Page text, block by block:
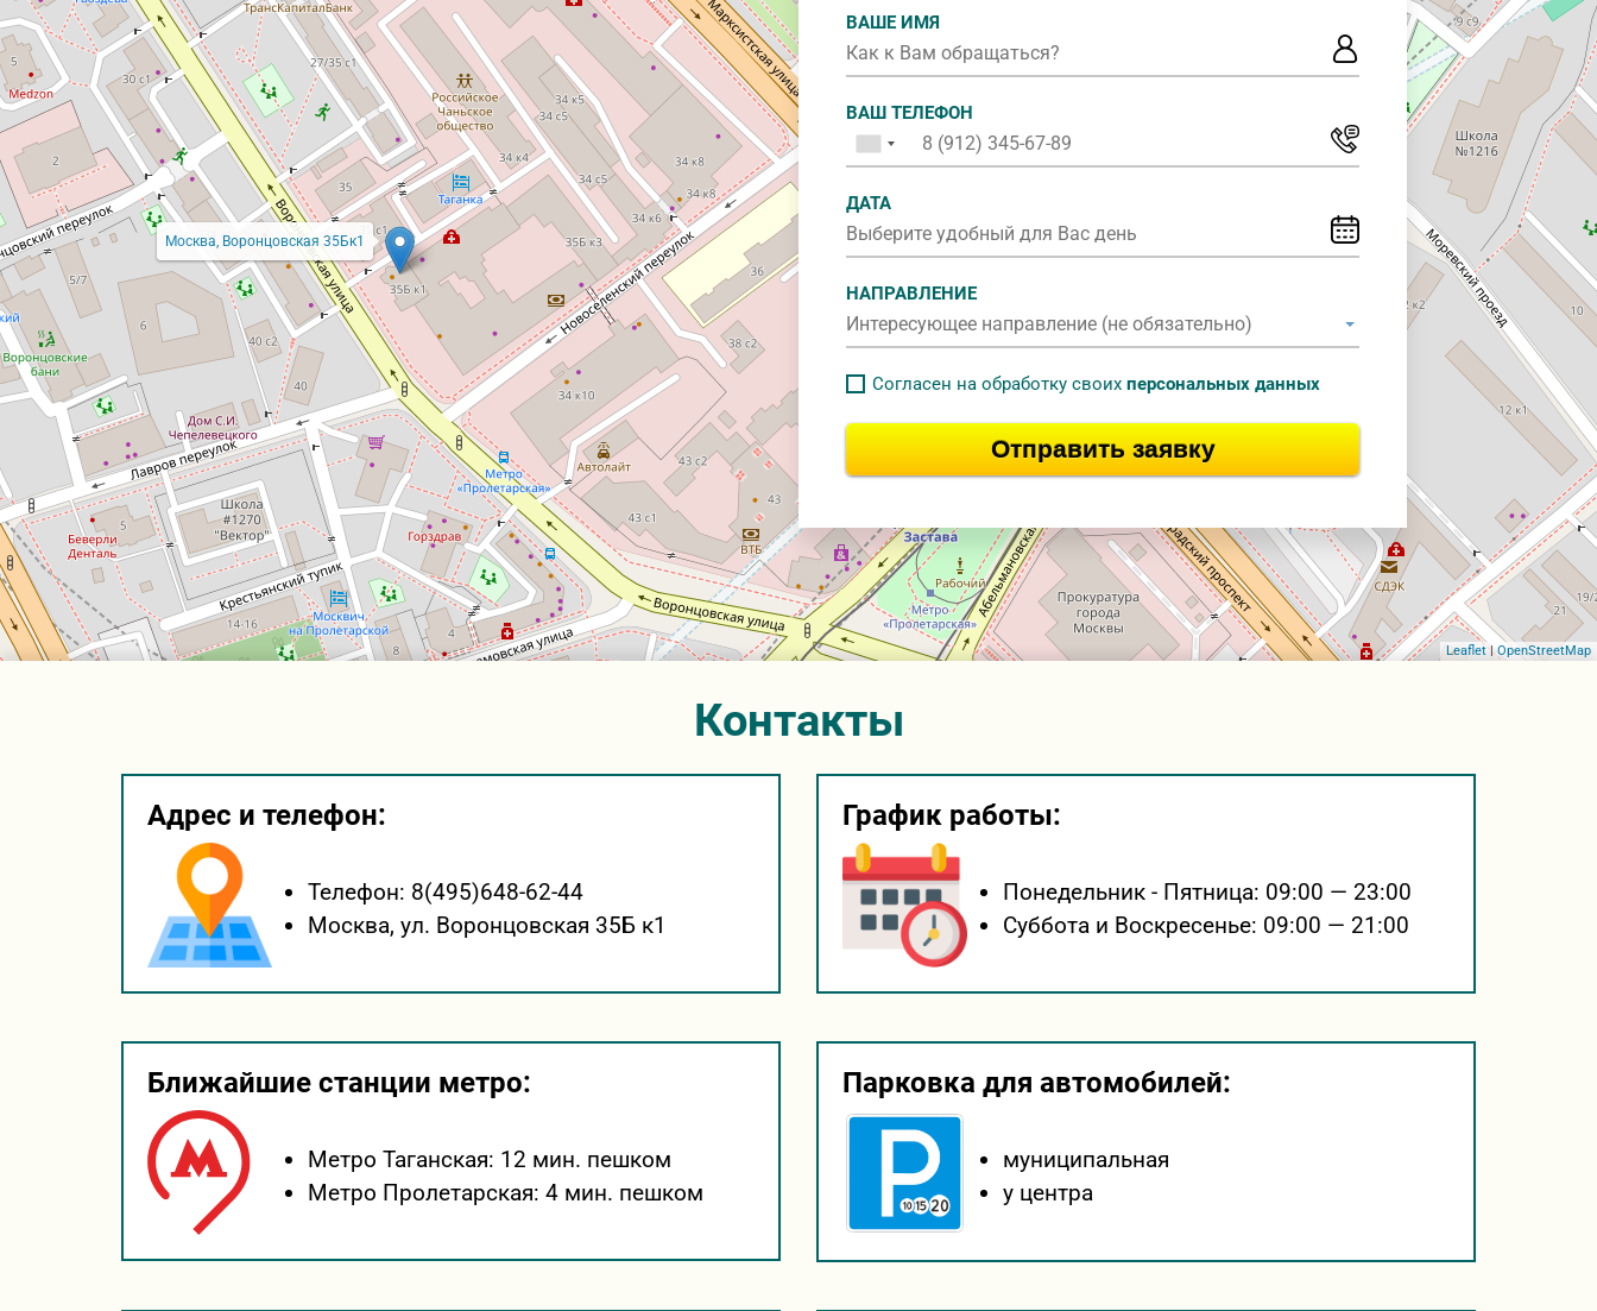
ВАШЕ ИМЯ
ВАШ ТЕЛЕФОН
ДАТА
НАПРАВЛЕНИЕ
Согласен на обработку своихперсональных данных
Отправить заявку
Москва, Воронцовская 35Бк1
Leaflet|OpenStreetMap
Контакты
Адрес и телефон:
Телефон: 8(495)648-62-44
Москва,ул. Воронцовская 35Б к1
График работы:
Понедельник - Пятница: 09:00 — 23:00
Суббота и Воскресенье: 09:00 — 21:00
Ближайшие станции метро:
Метро Таганская: 12 мин. пешком
Метро Пролетарская: 4 мин. пешком
Парковка для автомобилей:
муниципальная
у центра